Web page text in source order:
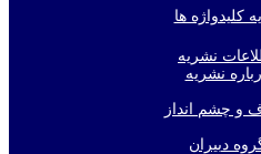
کلیدواژه ها
نشریه
نشریه
و چشم انداز
دبیران